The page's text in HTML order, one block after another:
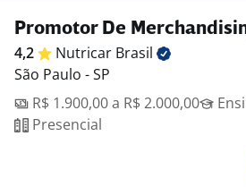
Promotor De
4,2 Nutricar Brasil
São Paulo - SP
R$ 1.900,00 a R$ 2.000,00
Presencial